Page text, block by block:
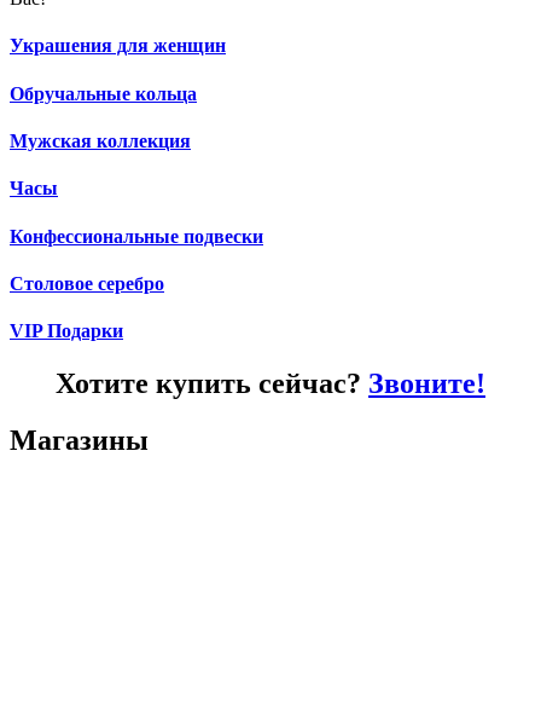
Украшения для женщин
Обручальные кольца
Мужская коллекция
Часы
Конфессиональные подвески
Столовое серебро
VIP Подарки
Хотите купить сейчас? Звоните!
Магазины